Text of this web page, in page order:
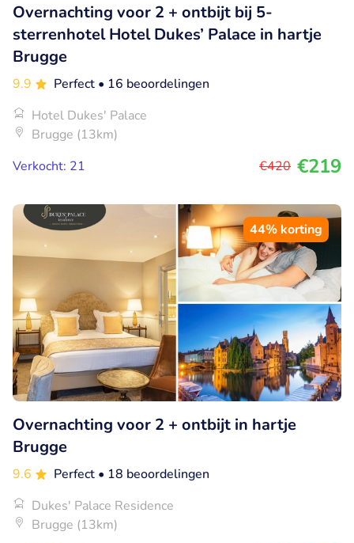
Overnachting voor 2 + ontbijt bij 5-
sterrenhotel Hotel Dukes’ Palace in hartje
Brugge
9.9 Perfect • 16 beoordelingen
Hotel Dukes' Palace
Brugge (13km)
Verkocht: 21
€420 €219
44% korting
Overnachting voor 2 + ontbijt in hartje
Brugge
9.6 Perfect • 18 beoordelingen
Dukes' Palace Residence
Brugge (13km)